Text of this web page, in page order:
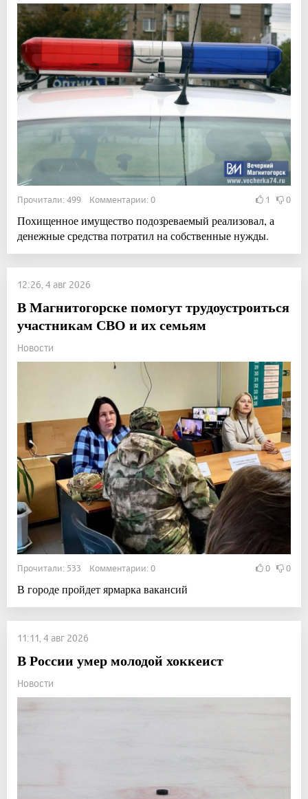
Прочитали: 499 Комментарии: 0 1 0
Похищенное имущество подозреваемый реализовал, а
денежные средства потратил на собственные нужды.
12:26, 4 авг 2026
В Магнитогорске помогут трудоустроиться
участникам СВО и их семьям
Новости
Прочитали: 533 Комментарии: 0 0 0
В городе пройдет ярмарка вакансий
11:11, 4 авг 2026
В России умер молодой хоккеист
Новости